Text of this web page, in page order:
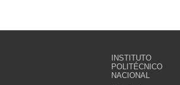
INSTITUTO
POLITÉCNICO
NACIONAL